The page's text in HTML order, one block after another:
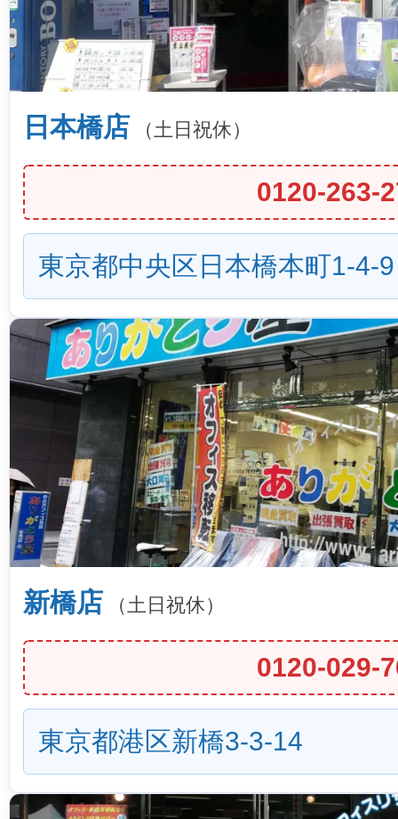
日本橋店 （土日祝休）
0120-263-
東京都中央区日本橋本町1-4-9
新橋店 （土日祝休）
0120-029-
東京都港区新橋3-3-14